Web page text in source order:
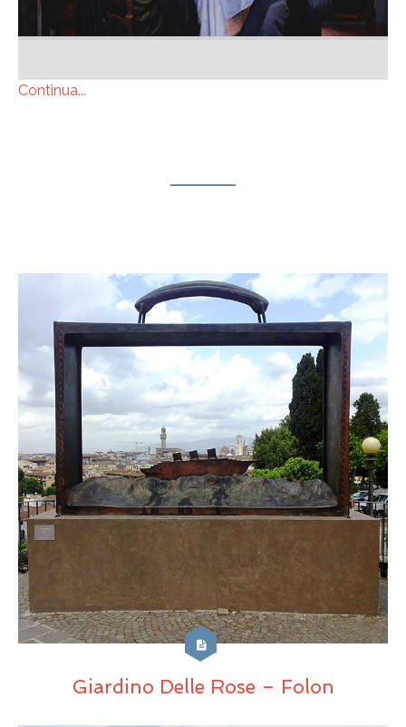
Continua...
Giardino Delle Rose – Folon